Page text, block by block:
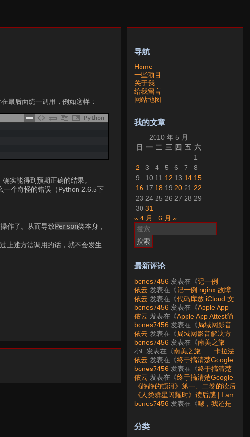
最后面统一调用，例如这样：
Python
实能得到预期正确的结果。
一个奇怪的错误（Python 2.6.5下
作了。从而导致Person类本身，
上述方法调用的话，就不会发生
导航
Home
一些项目
关于我
给我留言
网站地图
我的文章
2010 年 5 月
日 一 二 三 四 五 六
1
2
3 4 5 6 7
8
9
10 11 12 13 14 15
16 17 18 19 20 21 22
23 24 25 26 27 28 29
30 31
« 4 月
6 月 »
搜
索：
最新评论
bones7456 发表在《记一例
nginx 故障分析》
依云 发表在《记一例 nginx 故障
分析 》
依云 发表在《代码库放 iCloud 文
件夹会怎样？》
bones7456 发表在《Apple App
Attest简介》
依云 发表在《Apple App Attest简
介》
bones7456 发表在《局域网影音
解决方案——Jellyfin》
依云 发表在《局域网影音解决方
案——Jellyfin》
bones7456 发表在《南美之旅
——卡拉法特看莫雷诺大冰川》
小L 发表在《南美之旅——卡拉法
特看莫雷诺大冰川》
依云 发表在《终于搞清楚Google
账号的所属国家的逻辑了》
bones7456 发表在《终于搞清楚
Google账号的所属国家的逻辑
了》
依云 发表在《终于搞清楚Google
账号的所属国家的逻辑了》
《静静的顿河》第一、二卷的读后
感 | I am LAZY bones?发表在
《《人类群星闪耀时》读后感》
《人类群星闪耀时》读后感 | I am
LAZY bones?发表在《
《显微镜
bones7456 发表在《嗯，我还是
分类